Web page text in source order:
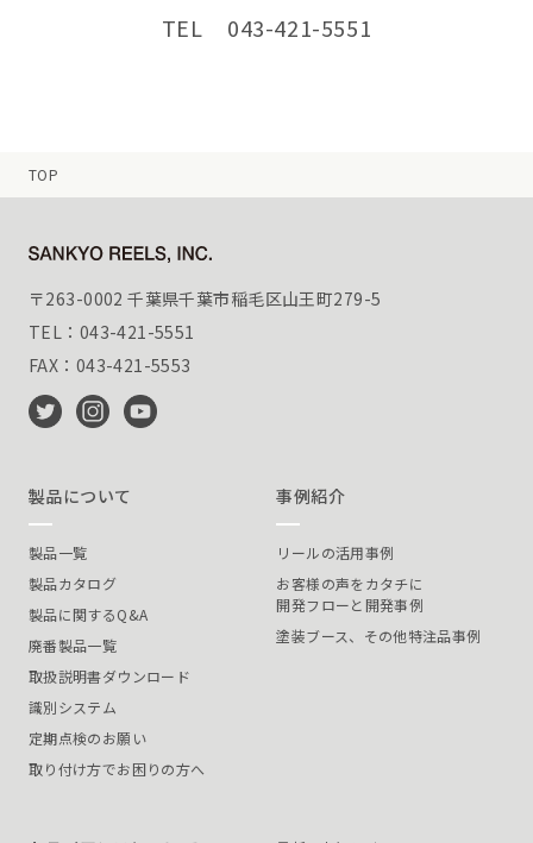
TEL 043-421-5551
TOP
〒263-0002 千葉県千葉市稲毛区山王町279-5
TEL：043-421-5551
FAX：043-421-5553
製品について
製品一覧
製品カタログ
製品に関するQ&A
廃番製品一覧
取扱説明書ダウンロード
識別システム
定期点検のお願い
取り付け方でお困りの方へ
事例紹介
リールの活用事例
お客様の声をカタチに
開発フローと開発事例
塗装ブース、その他特注品事例